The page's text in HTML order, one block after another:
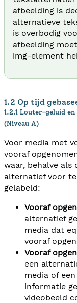
afbeelding is
alternatieve
is overbodig
afbeelding
img-element
1.2 Op tijd
1.2.1 Louter-geluid
(Niveau A)
Voor media met
vooraf
waar, behalve als
alternatief voor
gelabeld:
Vooraf
alternatief
media dat
vooraf
Vooraf
een
media of
informatie
videobeeld